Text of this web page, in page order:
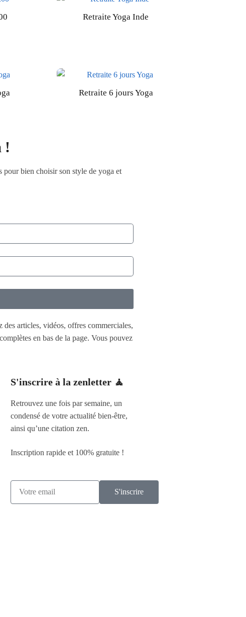
Retraite Yoga Inde
Retraite 6 jours Yoga
!
pour bien choisir son style de yoga et
articles, vidéos, offres commerciales,
en bas de la page. Vous pouvez
S'inscrire à la zenletter 🧘
Retrouvez une fois par semaine, un
condensé de votre actualité bien-être,
ainsi qu’une citation zen.
Inscription rapide et 100% gratuite !
S'inscrire